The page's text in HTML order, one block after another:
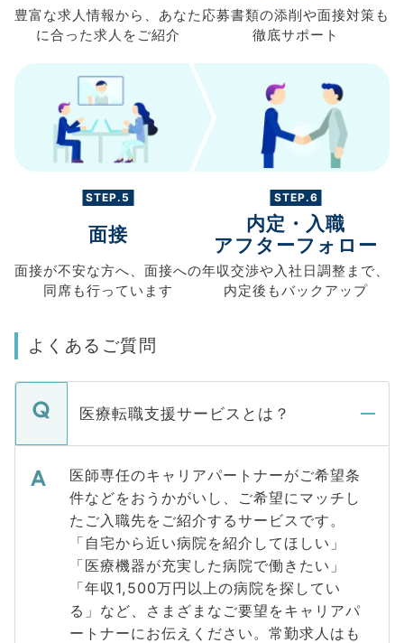
豊富な求人情報から、 あなた
に合った求人を ご紹介
応募書類の添削や面接対策も
徹底サポート
STEP.5
面接
面接が不安な方へ、 面接への
同席も行っています
STEP.6
内定・入職
アフターフォロー
年収交渉や入社日調整まで、
内定後もバックアップ
よくあるご質問
医療転職支援サービスとは？
医師専任のキャリアパートナーがご希望条
件などをおうかがいし、ご希望にマッチし
たご入職先をご紹介するサービスです。
「自宅から近い病院を紹介してほしい」
「医療機器が充実した病院で働きたい」
「年収1,500万円以上の病院を探してい
る」など、さまざまなご要望をキャリアパ
ートナーにお伝えください。常勤求人はも